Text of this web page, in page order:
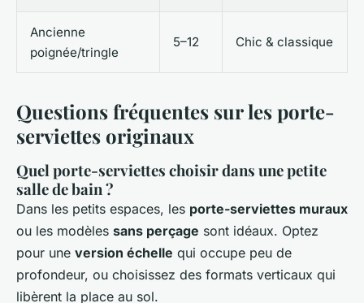
Ancienne
poignée/tringle
5–12 Chic & classique
Questions fréquentes sur les porte-
serviettes originaux
Quel porte-serviettes choisir dans une petite
salle de bain ?
Dans les petits espaces, les porte-serviettes muraux
ou les modèles sans perçage sont idéaux. Optez
pour une version échelle qui occupe peu de
profondeur, ou choisissez des formats verticaux qui
libèrent la place au sol.